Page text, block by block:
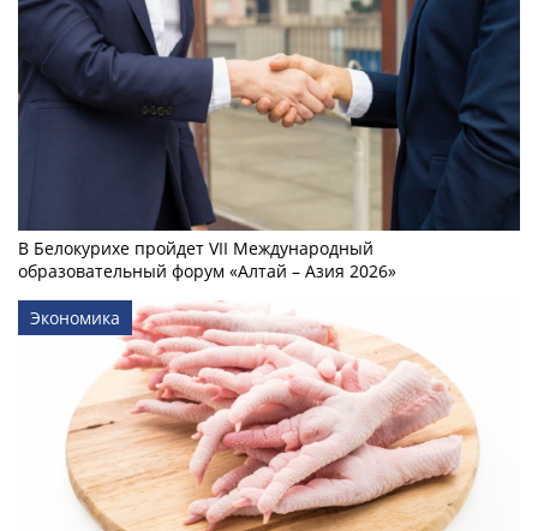
В Белокурихе пройдет VII Международный
образовательный форум «Алтай – Азия 2026»
Экономика